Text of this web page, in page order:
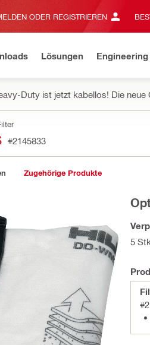
ODER REGISTRIEREN
Lösungen
Duty ist jetzt kabellos! Die neue
#2145833
Zugehörige Produkte
5